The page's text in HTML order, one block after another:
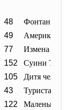
48
Фонтан
49
77
Измена
152
Суини Тодд
105
Дитя
43
Туристас
122
Маленькая